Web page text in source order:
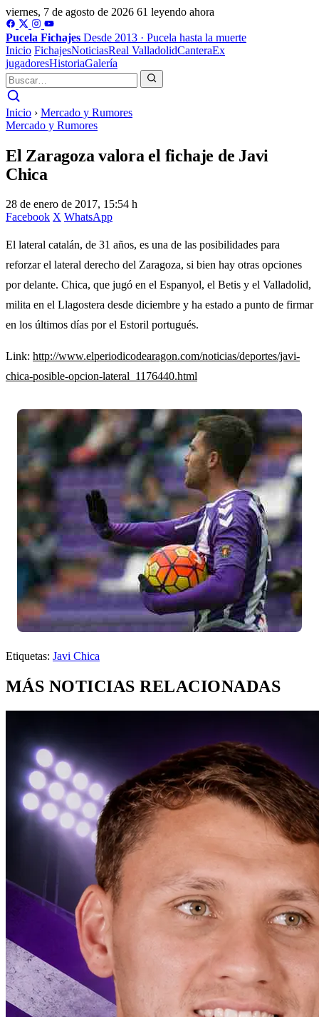
viernes, 7 de agosto de 2026 61 leyendo ahora
Pucela Fichajes Desde 2013 · Pucela hasta la muerte
Inicio FichajesNoticiasReal ValladolidCanteraEx
jugadoresHistoriaGalería
Inicio › Mercado y Rumores
Mercado y Rumores
El Zaragoza valora el fichaje de Javi
Chica
28 de enero de 2017, 15:54 h
Facebook X WhatsApp
El lateral catalán, de 31 años, es una de las posibilidades para
reforzar el lateral derecho del Zaragoza, si bien hay otras opciones
por delante. Chica, que jugó en el Espanyol, el Betis y el Valladolid,
milita en el Llagostera desde diciembre y ha estado a punto de firmar
en los últimos días por el Estoril portugués.
Link: http://www.elperiodicodearagon.com/noticias/deportes/javi-
chica-posible-opcion-lateral_1176440.html
Etiquetas: Javi Chica
MÁS NOTICIAS RELACIONADAS